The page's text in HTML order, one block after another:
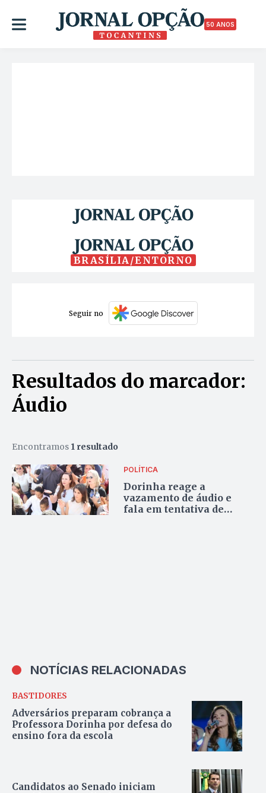
50 ANOS
BRASÍLIA/ENTORNO
Seguir no
Resultados do marcador:
Áudio
Encontramos 1 resultado
POLÍTICA
Dorinha reage a
vazamento de áudio e
fala em tentativa de
NOTÍCIAS RELACIONADAS
BASTIDORES
Adversários preparam cobrança a
Professora Dorinha por defesa do
ensino fora da escola
Candidatos ao Senado iniciam